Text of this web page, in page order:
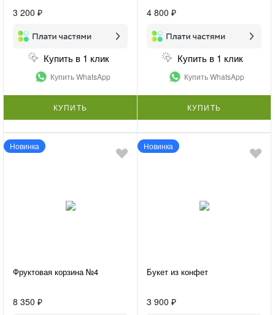
3 200 ₽
Купить в 1 клик
Купить WhatsApp
КУПИТЬ
4 800 ₽
Купить в 1 клик
Купить WhatsApp
КУПИТЬ
Новинка
Фруктовая корзина №4
8 350 ₽
Новинка
Букет из конфет
3 900 ₽